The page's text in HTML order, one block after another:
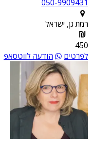
050-9909431
רמת גן, ישראל
450
לפרטים
הודעה לווטסאפ